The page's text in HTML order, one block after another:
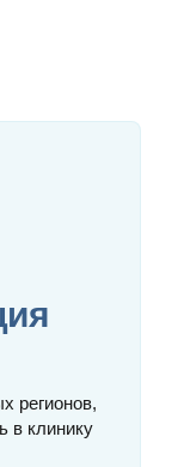
регионов,
в клинику